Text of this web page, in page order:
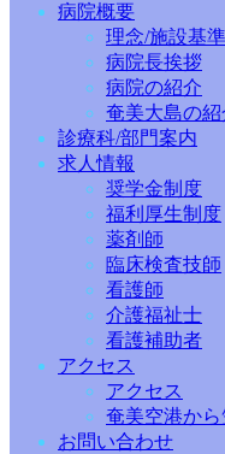
病院概要
理念/施設基準
病院長挨拶
病院の紹介
奄美大島の紹
診療科/部門案内
求人情報
奨学金制度
福利厚生制度
薬剤師
臨床検査技師
看護師
介護福祉士
看護補助者
アクセス
アクセス
奄美空港か
お問い合わせ